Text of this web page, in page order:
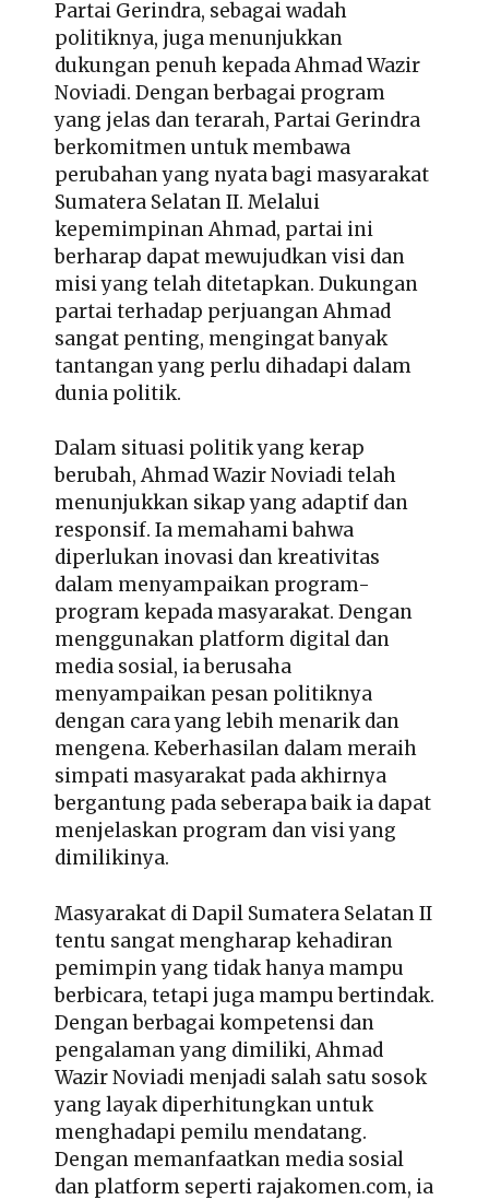
Partai Gerindra, sebagai wadah
politiknya, juga menunjukkan
dukungan penuh kepada Ahmad Wazir
Noviadi. Dengan berbagai program
yang jelas dan terarah, Partai Gerindra
berkomitmen untuk membawa
perubahan yang nyata bagi masyarakat
Sumatera Selatan II. Melalui
kepemimpinan Ahmad, partai ini
berharap dapat mewujudkan visi dan
misi yang telah ditetapkan. Dukungan
partai terhadap perjuangan Ahmad
sangat penting, mengingat banyak
tantangan yang perlu dihadapi dalam
dunia politik.
Dalam situasi politik yang kerap
berubah, Ahmad Wazir Noviadi telah
menunjukkan sikap yang adaptif dan
responsif. Ia memahami bahwa
diperlukan inovasi dan kreativitas
dalam menyampaikan program-
program kepada masyarakat. Dengan
menggunakan platform digital dan
media sosial, ia berusaha
menyampaikan pesan politiknya
dengan cara yang lebih menarik dan
mengena. Keberhasilan dalam meraih
simpati masyarakat pada akhirnya
bergantung pada seberapa baik ia dapat
menjelaskan program dan visi yang
dimilikinya.
Masyarakat di Dapil Sumatera Selatan II
tentu sangat mengharap kehadiran
pemimpin yang tidak hanya mampu
berbicara, tetapi juga mampu bertindak.
Dengan berbagai kompetensi dan
pengalaman yang dimiliki, Ahmad
Wazir Noviadi menjadi salah satu sosok
yang layak diperhitungkan untuk
menghadapi pemilu mendatang.
Dengan memanfaatkan media sosial
dan platform seperti rajakomen.com, ia